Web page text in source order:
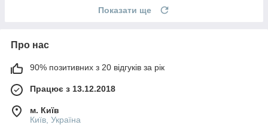
Показати ще
Про нас
90% позитивних з 20 відгуків за рік
Працює з 13.12.2018
м. Київ
Київ, Україна